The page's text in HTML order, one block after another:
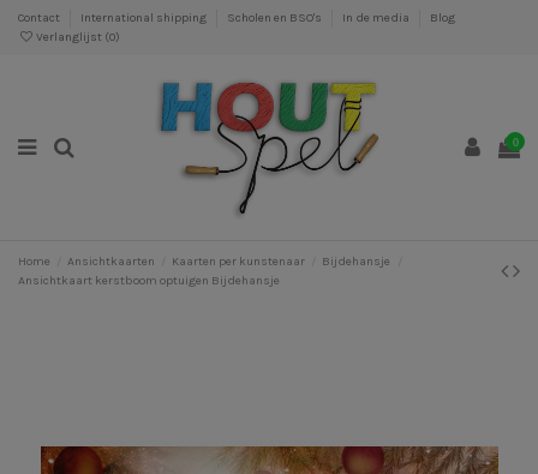
Contact International shipping Scholen en BSO's In de media
Blog
Verlanglijst (0)
0
Home Ansichtkaarten Kaarten per kunstenaar
Bijdehansje
Ansichtkaart kerstboom optuigen Bijdehansje